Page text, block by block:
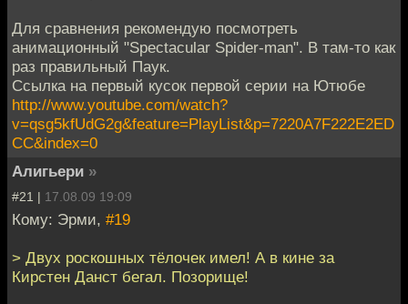
Для сравнения рекомендую посмотреть
анимационный "Spectacular Spider-man". В там-то как
раз правильный Паук.
Ссылка на первый кусок первой серии на Ютюбе
http://www.youtube.com/watch?
v=qsg5kfUdG2g&feature=PlayList&p=7220A7F222E2ED
CC&index=0
Алигьери »
#21 | 17.08.09 19:09
Кому: Эрми, #19
> Двух роскошных тёлочек имел! А в кине за
Кирстен Данст бегал. Позорище!